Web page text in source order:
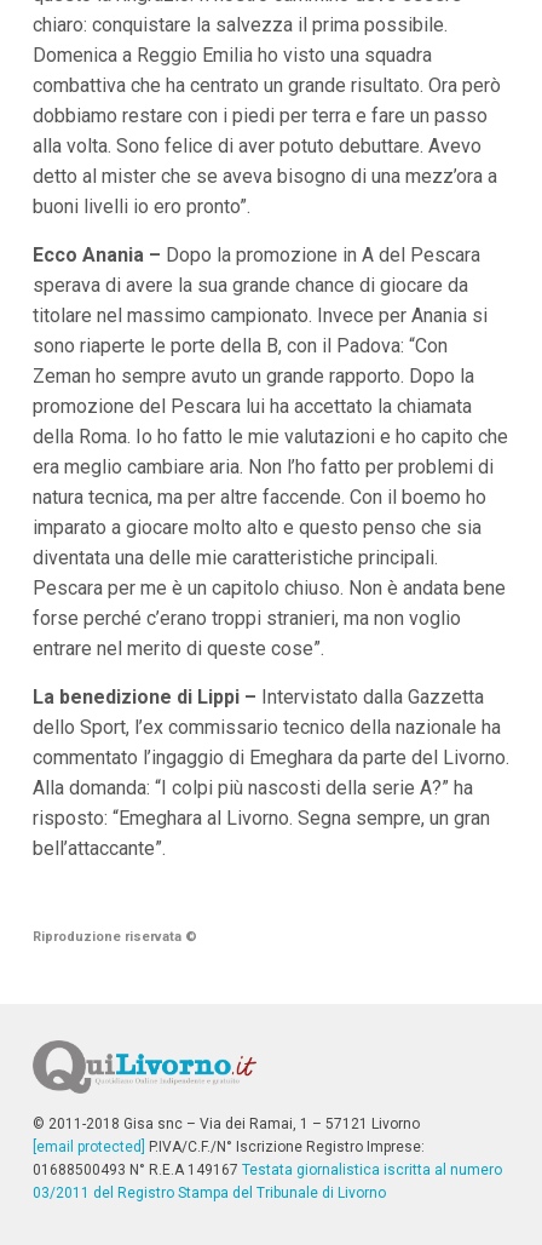
chiaro: conquistare la salvezza il prima possibile.
Domenica a Reggio Emilia ho visto una squadra
combattiva che ha centrato un grande risultato. Ora però
dobbiamo restare con i piedi per terra e fare un passo
alla volta. Sono felice di aver potuto debuttare. Avevo
detto al mister che se aveva bisogno di una mezz’ora a
buoni livelli io ero pronto”.
Ecco Anania – Dopo la promozione in A del Pescara
sperava di avere la sua grande chance di giocare da
titolare nel massimo campionato. Invece per Anania si
sono riaperte le porte della B, con il Padova: “Con
Zeman ho sempre avuto un grande rapporto. Dopo la
promozione del Pescara lui ha accettato la chiamata
della Roma. Io ho fatto le mie valutazioni e ho capito che
era meglio cambiare aria. Non l’ho fatto per problemi di
natura tecnica, ma per altre faccende. Con il boemo ho
imparato a giocare molto alto e questo penso che sia
diventata una delle mie caratteristiche principali.
Pescara per me è un capitolo chiuso. Non è andata bene
forse perché c’erano troppi stranieri, ma non voglio
entrare nel merito di queste cose”.
La benedizione di Lippi – Intervistato dalla Gazzetta
dello Sport, l’ex commissario tecnico della nazionale ha
commentato l’ingaggio di Emeghara da parte del Livorno.
Alla domanda: “I colpi più nascosti della serie A?” ha
risposto: “Emeghara al Livorno. Segna sempre, un gran
bell’attaccante”.
Riproduzione riservata ©
© 2011-2018 Gisa snc – Via dei Ramai, 1 – 57121 Livorno
[email protected]
P.IVA/C.F./N° Iscrizione Registro Imprese:
01688500493 N° R.E.A 149167 Testata giornalistica iscritta al numero
03/2011 del Registro Stampa del Tribunale di Livorno